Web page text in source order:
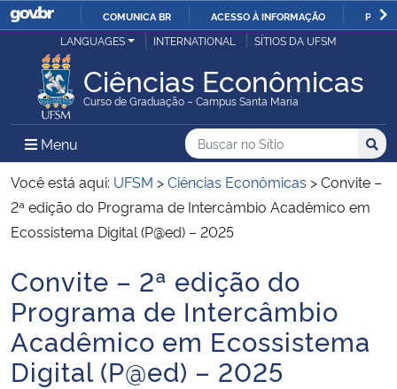
IR
O
COMUNICA BR ACESSO À INFORMAÇÃO
Ministério da Justiça e Segurança Pública
Ministério da Defesa
Ministério das Relações Exteriores
Ministério da Economia
Ministério da Infraestrutura
Ministério da Agricultura, Pecuária e Abastecimento
Ministério da Educação
LANGUAGES INTERNATIONAL SÍTIOS DA UFSM
Ciências Econômicas
Curso de Graduação – Campus Santa Maria
Menu Menu Principal do Sítio
Busca
Buscar no no Sítio
Busca:
Você está aqui: UFSM >Ciências Econômicas >Convite –
2ª edição do Programa de Intercâmbio Acadêmico em
Ecossistema Digital (P@ed) – 2025
Início do conteúdo
Convite – 2ª edição do
Programa de Intercâmbio
Acadêmico em Ecossistema
Digital (P@ed) – 2025